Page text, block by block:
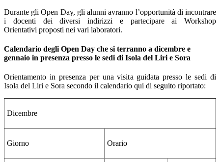
Durante gli Open Day, gli alunni avranno l’opportunità di incontrare
i docenti dei diversi indirizzi e partecipare ai Workshop
Orientativi proposti nei vari laboratori.
Calendario degli Open Day che si terranno a dicembre e
gennaio in presenza presso le sedi di Isola del Liri e Sora
Orientamento in presenza per una visita guidata presso le sedi di
Isola del Liri e Sora secondo il calendario qui di seguito riportato:
Dicembre
Giorno Orario